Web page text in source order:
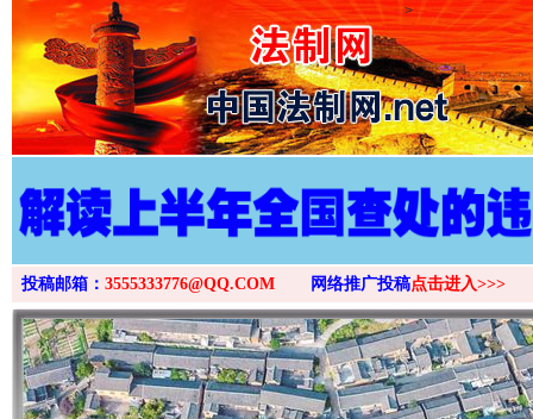
>
投稿邮箱： 3555333776@QQ.COM 网络推广投稿点击进入>>>